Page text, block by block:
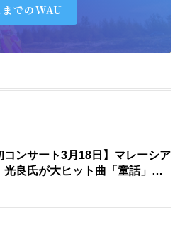
までのWAU
コンサート3月18日】マレーシア
光良氏が大ヒット曲「童話」に